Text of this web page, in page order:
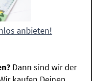
anbieten!
Dann sind wir der